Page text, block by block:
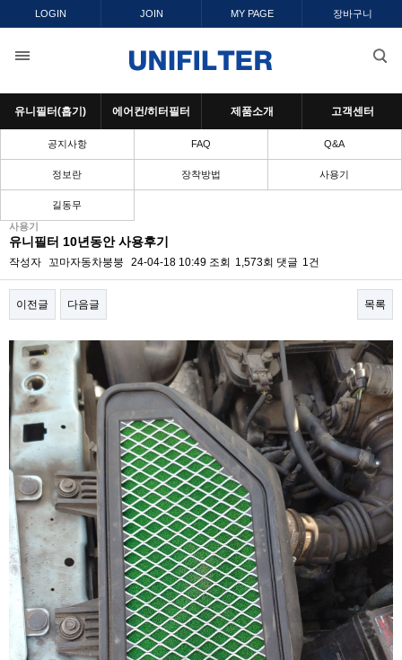
LOGIN JOIN MY PAGE 장바구니
유니필터(흡기) 에어컨/히터필터 제품소개 고객센터
공지사항 FAQ Q&A
정보란 장착방법 사용기
길동무
사용기
유니필터 10년동안 사용후기
작성자 꼬마자동차붕붕 24-04-18 10:49 조회 1,573회 댓글 1건
이전글 다음글 목록
본문